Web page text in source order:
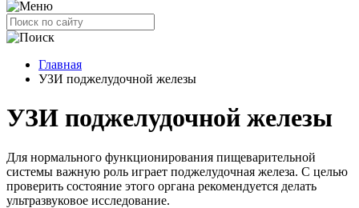
Главная
УЗИ поджелудочной железы
УЗИ поджелудочной железы
Для нормального функционирования пищеварительной
системы важную роль играет поджелудочная железа. С целью
проверить состояние этого органа рекомендуется делать
ультразвуковое исследование.